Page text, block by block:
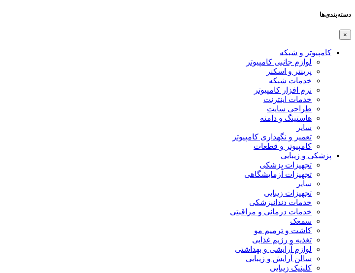
دسته‌بندی‌ها
×
کامپیوتر و شبکه
لوازم جانبی کامپیوتر
پرینتر و اسکنر
خدمات شبکه
نرم افزار کامپیوتر
خدمات اینترنت
طراحی سایت
هاستینگ و دامنه
سایر
تعمیر و نگهداری کامپیوتر
کامپیوتر و قطعات
پزشکی و زیبایی
تجهیزات پزشکی
تجهیزات آزمایشگاهی
سایر
تجهیزات زیبایی
خدمات دندانپزشکی
خدمات درمانی و مراقبتی
سمعک
کاشت و ترمیم مو
تغذیه و رژیم غذایی
لوازم آرایشی و بهداشتی
سالن آرایش و زیبایی
کلینیک زیبایی